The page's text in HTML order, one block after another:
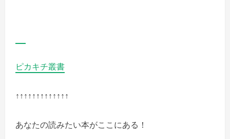
ピカキチ叢書
↑↑↑↑↑↑↑↑↑↑↑↑↑
あなたの読みたい本がここにある！